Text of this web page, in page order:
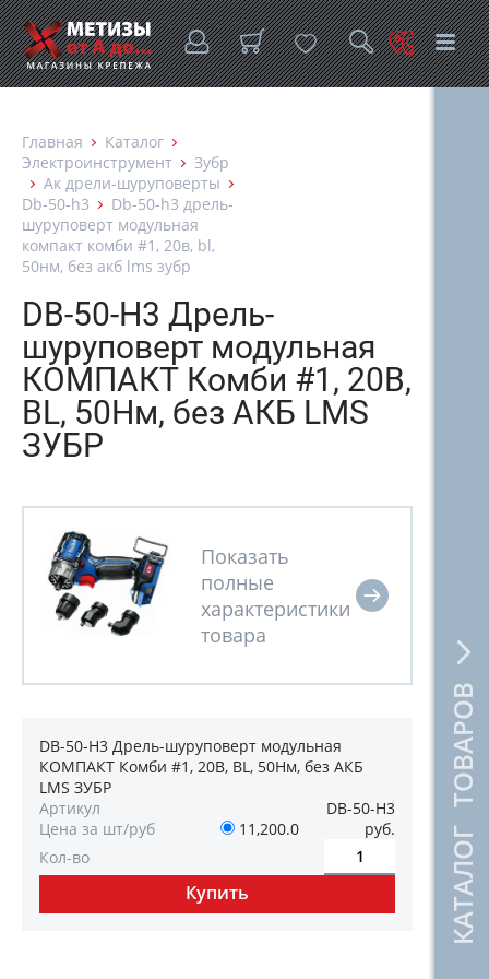
КАТАЛОГ ТОВАРОВ
Главная
Каталог
Электроинструмент
Зубр
Ак дрели-шуруповерты
Db-50-h3
Db-50-h3 дрель-
шуруповерт модульная
компакт комби #1, 20в, bl,
50нм, без акб lms зубр
DB-50-H3 Дрель-
шуруповерт модульная
КОМПАКТ Комби #1, 20В,
BL, 50Нм, без АКБ LMS
ЗУБР
DB-50-H3 Дрель-шуруповерт модульная
КОМПАКТ Комби #1, 20В, BL, 50Нм, без АКБ
LMS ЗУБР
Артикул
DB-50-H3
Цена за шт/руб
11,200.0
руб.
Кол-во